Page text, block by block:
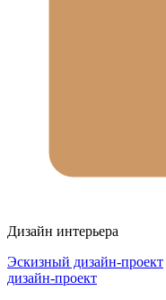
Дизайн интерьера
Эскизный дизайн-проект
дизайн-проект